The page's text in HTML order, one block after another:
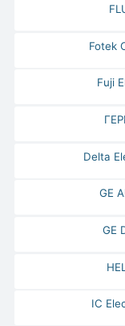
Fotek
Fuji
Delta
GE
GE
IC